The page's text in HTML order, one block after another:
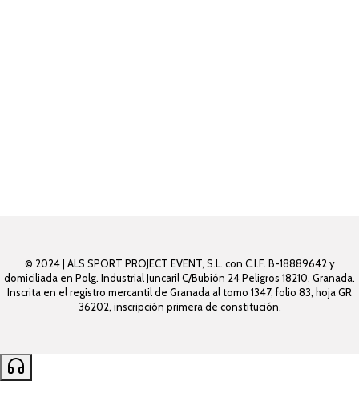
© 2024 | ALS SPORT PROJECT EVENT, S.L. con C.I.F. B-18889642 y
domiciliada en Polg. Industrial Juncaril C/Bubión 24 Peligros 18210, Granada.
Inscrita en el registro mercantil de Granada al tomo 1347, folio 83, hoja GR
36202, inscripción primera de constitución.